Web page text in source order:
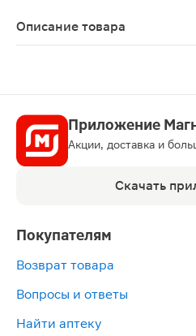
Описание товара
Приложение
Акции, доставка и
Скачать
Покупателям
Возврат товара
Вопросы и ответы
Найти аптеку